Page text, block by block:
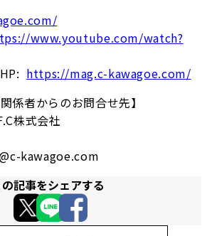
www.youtube.com/watch?
https://mag.c-kawagoe.com/
係者からのお問合せ先】
株式会社
kawagoe.com
の記事をシェアする